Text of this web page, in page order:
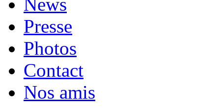
News
Presse
Photos
Contact
Nos amis